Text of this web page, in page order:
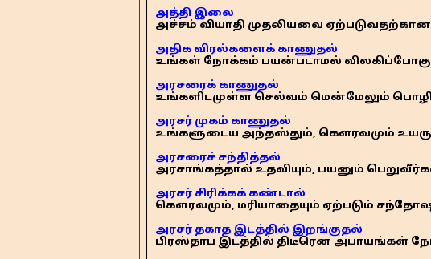
அத்தி இலை
அச்சம் வியாதி முதலியவை
அதிக விரல்களைக் காணுதல்
உங்கள் நோக்கம் பயன்படாமல்
அரசரைக் காணுதல்
உங்களிடமுள்ள செல்வம் மென்மேலும்
அரசர் முகம் காணுதல்
உங்களுடைய அந்தஸ்தும், கௌரவமும்
அரசரைச் சந்தித்தல்
அரசாங்கத்தால் உதவியும், பயனும்
அரசர் சிரிக்கக் கண்டால்
கௌரவமும், மரியாதையும் ஏற்படும்
அரசர் தகாத இடத்தில் இறங்குதல்
பிரஸ்தாப இடத்தில் திடீரென அபாயங்கள்